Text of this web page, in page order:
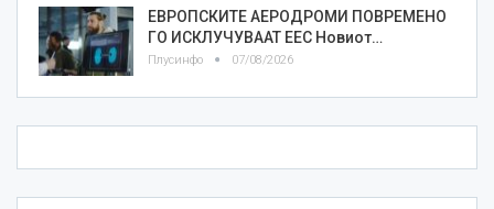
ЕВРОПСКИТЕ АЕРОДРОМИ ПОВРЕМЕНО
ГО ИСКЛУЧУВААТ ЕЕС Новиот…
Плусинфо 07/08/2026